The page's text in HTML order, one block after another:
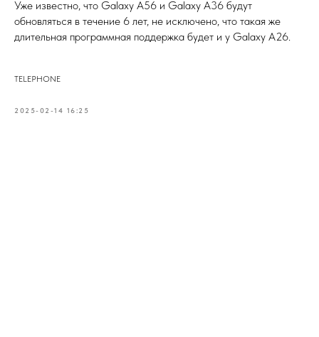
Уже известно, что Galaxy A56 и Galaxy A36 будут
обновляться в течение 6 лет, не исключено, что такая же
длительная программная поддержка будет и у Galaxy A26.
TELEPHONE
2025-02-14 16:25